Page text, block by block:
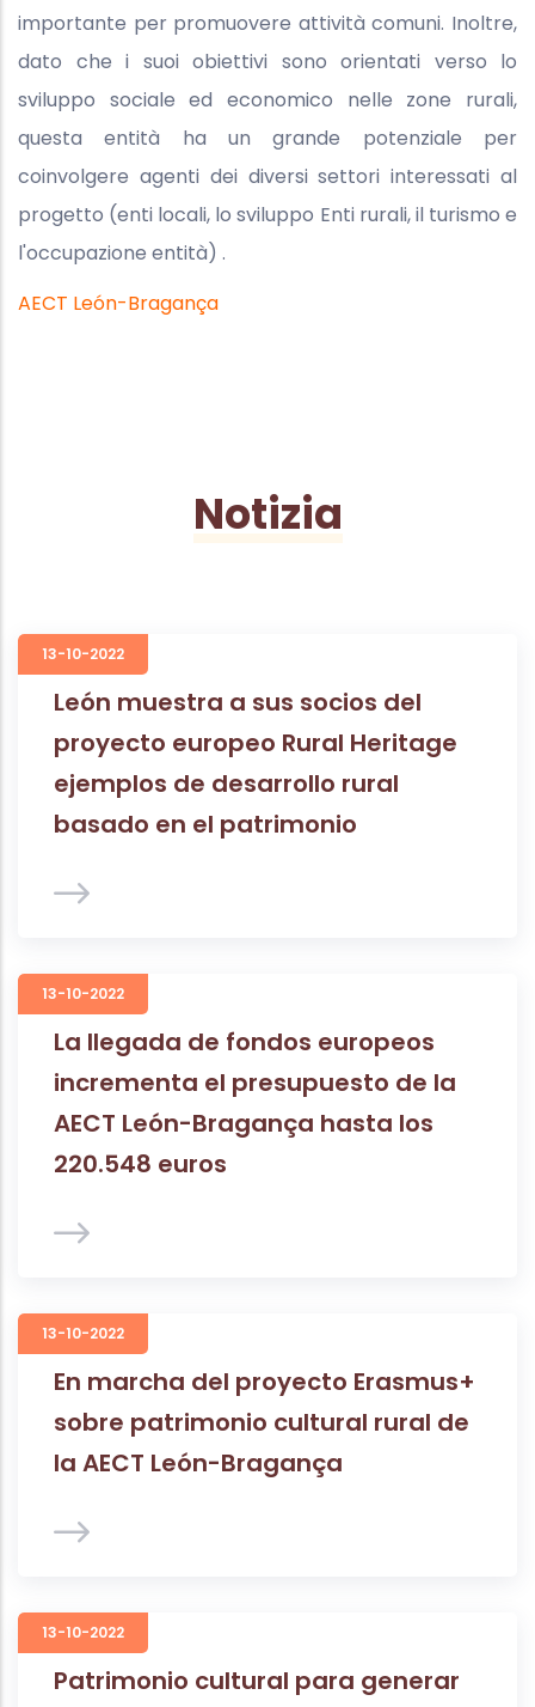
importante per promuovere attività comuni. Inoltre,
dato che i suoi obiettivi sono orientati verso lo
sviluppo sociale ed economico nelle zone rurali,
questa entità ha un grande potenziale per
coinvolgere agenti dei diversi settori interessati al
progetto (enti locali, lo sviluppo Enti rurali, il turismo e
l'occupazione entità) .
AECT León-Bragança
Notizia
13-10-2022
León muestra a sus socios del
proyecto europeo Rural Heritage
ejemplos de desarrollo rural
basado en el patrimonio
13-10-2022
La llegada de fondos europeos
incrementa el presupuesto de la
AECT León-Bragança hasta los
220.548 euros
13-10-2022
En marcha del proyecto Erasmus+
sobre patrimonio cultural rural de
la AECT León-Bragança
13-10-2022
Patrimonio cultural para generar